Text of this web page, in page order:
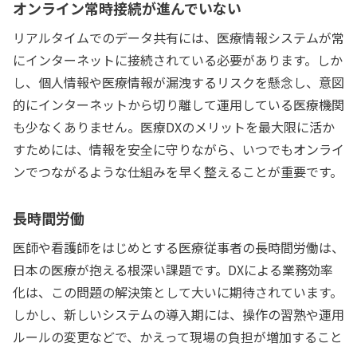
オンライン常時接続が進んでいない
リアルタイムでのデータ共有には、医療情報システムが常
にインターネットに接続されている必要があります。しか
し、個人情報や医療情報が漏洩するリスクを懸念し、意図
的にインターネットから切り離して運用している医療機関
も少なくありません。医療DXのメリットを最大限に活か
すためには、情報を安全に守りながら、いつでもオンライ
ンでつながるような仕組みを早く整えることが重要です。
長時間労働
医師や看護師をはじめとする医療従事者の長時間労働は、
日本の医療が抱える根深い課題です。DXによる業務効率
化は、この問題の解決策として大いに期待されています。
しかし、新しいシステムの導入期には、操作の習熟や運用
ルールの変更などで、かえって現場の負担が増加すること